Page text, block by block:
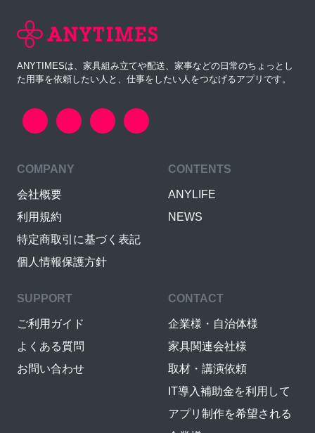
ANYTIMESは、家具組み立てや配送、家事などの日常のちょっとし
た用事を依頼したい人と、仕事をしたい人をつなげるアプリです。
COMPANY
会社概要
利用規約
特定商取引に基づく表記
個人情報保護方針
CONTENTS
ANYLIFE
NEWS
SUPPORT
ご利用ガイド
よくある質問
お問い合わせ
CONTACT
企業様・自治体様
家具関連会社様
取材・講演依頼
IT導入補助金を利用して
アプリ制作を希望される